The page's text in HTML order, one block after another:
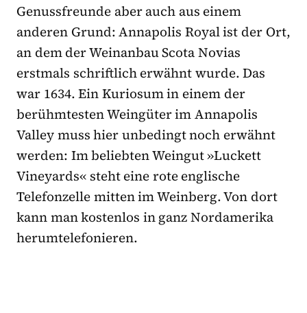
Genussfreunde aber auch aus einem
anderen Grund: Annapolis Royal ist der Ort,
an dem der Weinanbau Scota Novias
erstmals schriftlich erwähnt wurde. Das
war 1634. Ein Kuriosum in einem der
berühmtesten Weingüter im Annapolis
Valley muss hier unbedingt noch erwähnt
werden: Im beliebten Weingut »Luckett
Vineyards« steht eine rote englische
Telefonzelle mitten im Weinberg. Von dort
kann man kostenlos in ganz Nordamerika
herumtelefonieren.